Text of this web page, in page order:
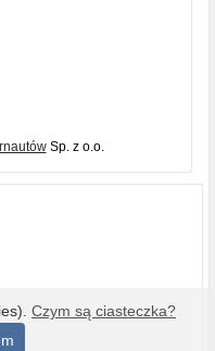
Sp. z o.o.
Czym są ciasteczka?